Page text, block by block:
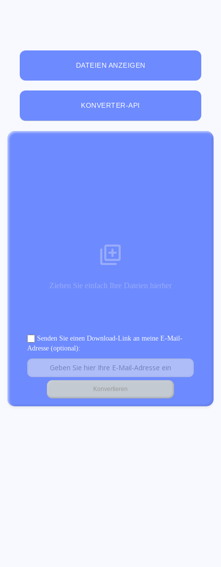
DATEIEN ANZEIGEN
KONVERTER-API
Ziehen Sie einfach Ihre Dateien hierher
Senden Sie einen Download-Link an meine E-Mail-
Adresse (optional):